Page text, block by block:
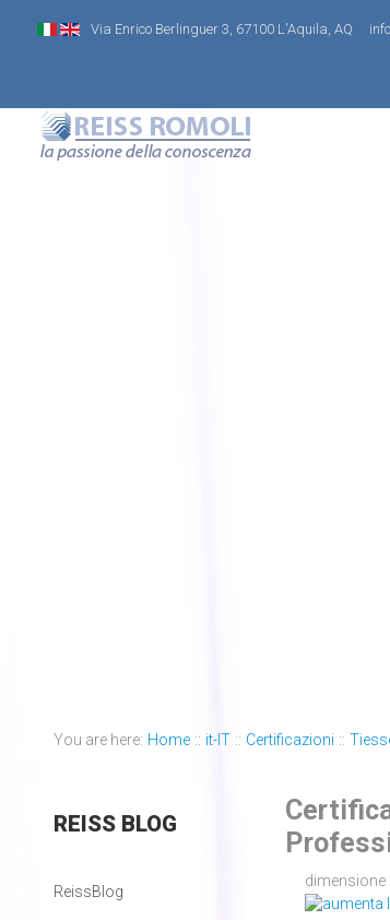
Via Enrico Berlinguer 3, 67100 L'Aquila, AQ
You are here: Home :: it-IT :: Certificazioni ::
dimensione
REISSBLOG
ReissBlog